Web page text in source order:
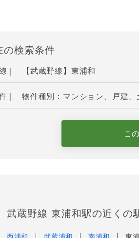
の検索条件
｜ 【武蔵野線】東浦和
｜ 物件種別：マンション、戸建
こ
武蔵野線 東浦和駅の近くの
西浦和 武蔵浦和 南浦和 東